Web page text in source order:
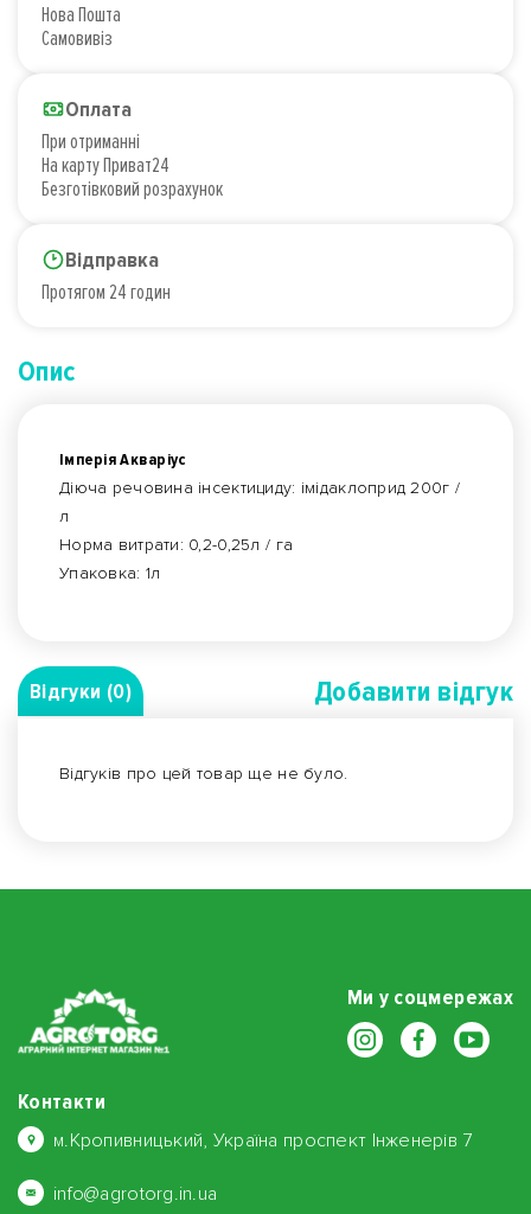
Нова Пошта
Самовивіз
Оплата
При отриманні
На карту Приват24
Безготівковий розрахунок
Відправка
Протягом 24 годин
Опис
Імперія Акваріус
Діюча речовина інсектициду: імідаклоприд 200г /
л
Норма витрати: 0,2-0,25л / га
Упаковка: 1л
Відгуки (0) Добавити вiдгук
Відгуків про цей товар ще не було.
Ми у соцмережах
Контакти
м.Кропивницький, Україна проспект Інженерів 7
info@agrotorg.in.ua